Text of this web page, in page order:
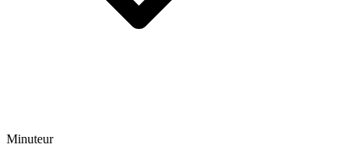
Minuteur